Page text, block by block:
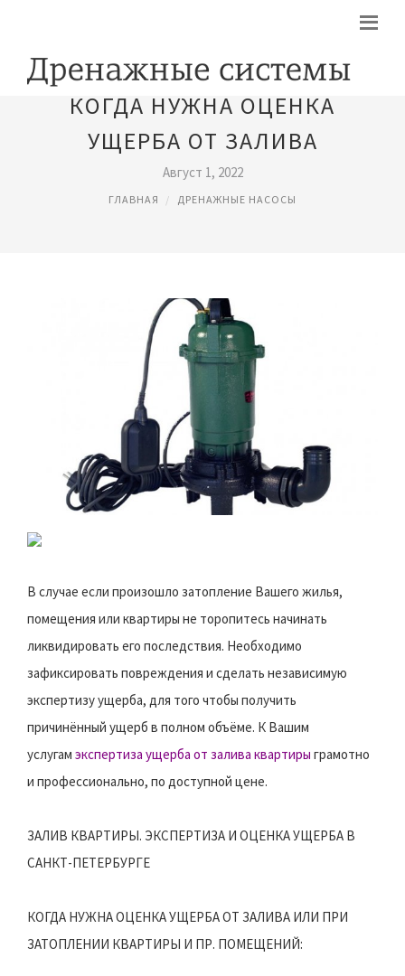
КОГДА НУЖНА ОЦЕНКА
УЩЕРБА ОТ ЗАЛИВА
Август 1, 2022
ГЛАВНАЯ ДРЕНАЖНЫЕ НАСОСЫ
В случае если произошло затопление Вашего жилья,
помещения или квартиры не торопитесь начинать
ликвидировать его последствия. Необходимо
зафиксировать повреждения и сделать независимую
экспертизу ущерба, для того чтобы получить
причинённый ущерб в полном объёме. К Вашим
услугам экспертиза ущерба от залива квартиры грамотно
и профессионально, по доступной цене.
ЗАЛИВ КВАРТИРЫ. ЭКСПЕРТИЗА И ОЦЕНКА УЩЕРБА В
САНКТ-ПЕТЕРБУРГЕ
КОГДА НУЖНА ОЦЕНКА УЩЕРБА ОТ ЗАЛИВА ИЛИ ПРИ
ЗАТОПЛЕНИИ КВАРТИРЫ И ПР. ПОМЕЩЕНИЙ: